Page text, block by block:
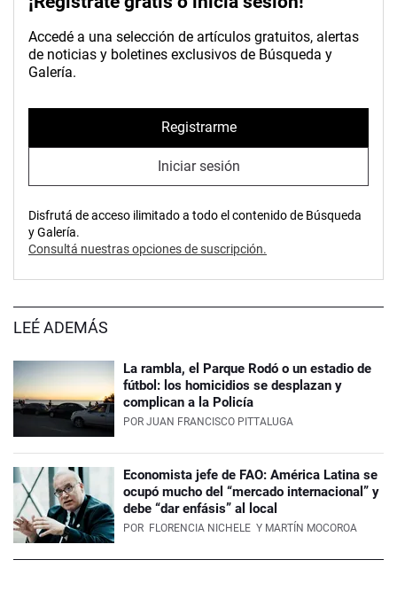
Accedé a una selección de artículos gratuitos, alertas
de noticias y boletines exclusivos de Búsqueda y
Galería.
Registrarme
Iniciar sesión
Disfrutá de acceso ilimitado a todo el contenido de Búsqueda
y Galería.
Consultá nuestras opciones de suscripción.
LEÉ ADEMÁS
La rambla, el Parque Rodó o un estadio de
fútbol: los homicidios se desplazan y
complican a la Policía
POR JUAN FRANCISCO PITTALUGA
Economista jefe de FAO: América Latina se
ocupó mucho del “mercado internacional” y
debe “dar enfásis” al local
POR FLORENCIA NICHELE Y MARTÍN MOCOROA